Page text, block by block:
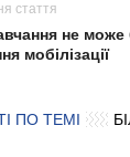
стаття
не може
мобілізації
ПО ТЕМІ